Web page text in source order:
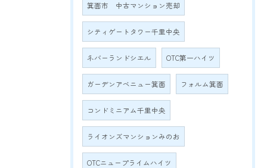
箕面市 中古マンション売却
シティゲートタワー千里中央
ネバーランドシエル OTC第一ハイツ
ガーデンアベニュー箕面 フォルム箕面
コンドミニアム千里中央
ライオンズマンションみのお
OTCニュープライムハイツ